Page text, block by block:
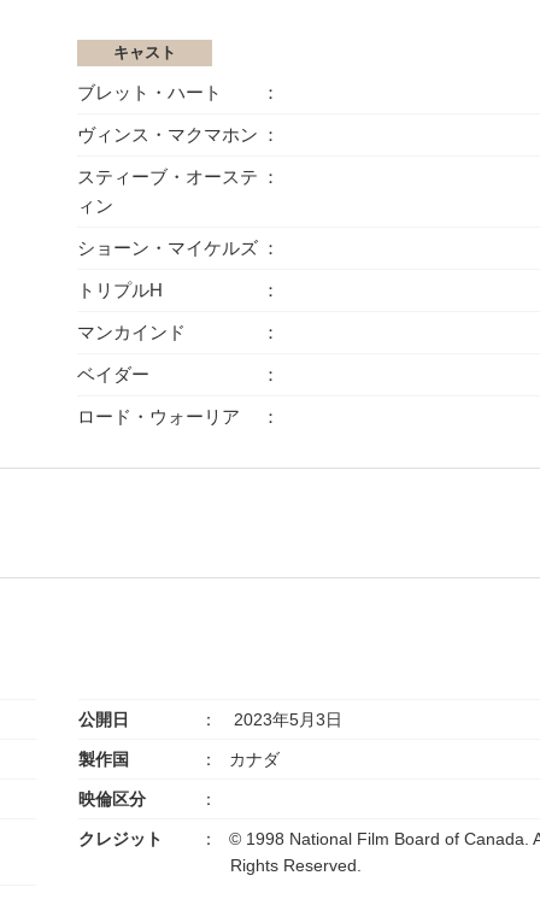
キャスト
ブレット・ハート
ヴィンス・マクマホン
スティーブ・オーステ
ィン
ショーン・マイケルズ
トリプルH
マンカインド
ベイダー
ロード・ウォーリア
公開日 2023年5月3日
製作国 カナダ
映倫区分
クレジット
© 1998 National Film Board of Canada.
Rights Reserved.